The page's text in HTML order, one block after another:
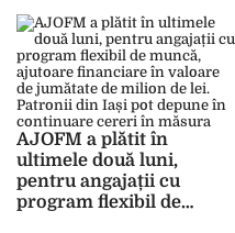
la finalul anului 2021
AJOFM a plătit în
ultimele două luni,
pentru angajații cu
program flexibil de